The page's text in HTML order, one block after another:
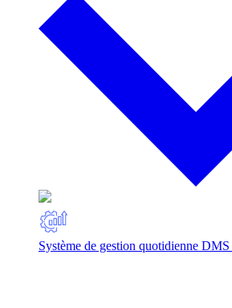
Système de gestion quotidienne DMS